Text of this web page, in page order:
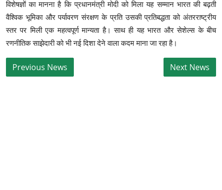
विशेषज्ञों का मानना है कि प्रधानमंत्री मोदी को मिला यह सम्मान भारत की बढ़ती
वैश्विक भूमिका और पर्यावरण संरक्षण के प्रति उसकी प्रतिबद्धता को अंतरराष्ट्रीय
स्तर पर मिली एक महत्वपूर्ण मान्यता है। साथ ही यह भारत और सेशेल्स के बीच
रणनीतिक साझेदारी को भी नई दिशा देने वाला कदम माना जा रहा है।